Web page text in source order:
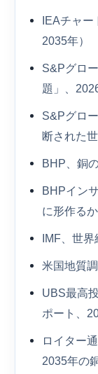
IEAチャ
2035年）
S&Pグロ
題」、
S&Pグロ
断された
BHP、銅
BHPイン
に形作るか
IMF、世
米国地質
UBS最高
ポート、
ロイター
2035年の